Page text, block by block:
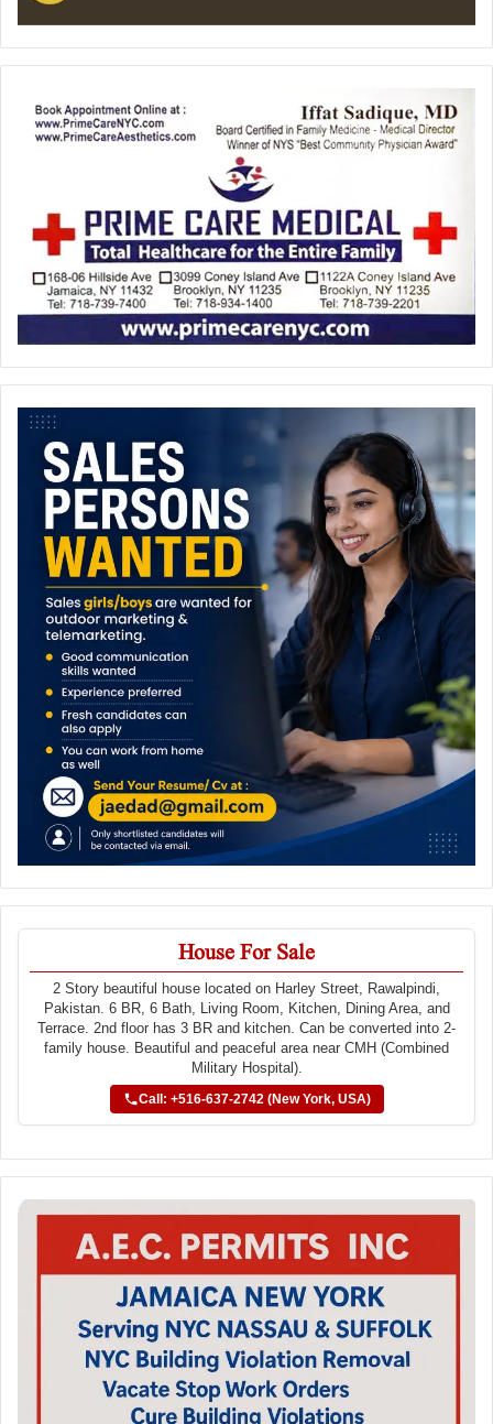
House For Sale
2 Story beautiful house located on Harley Street, Rawalpindi,
Pakistan. 6 BR, 6 Bath, Living Room, Kitchen, Dining Area, and
Terrace. 2nd floor has 3 BR and kitchen. Can be converted into 2-
family house. Beautiful and peaceful area near CMH (Combined
Military Hospital).
Call: +516-637-2742 (New York, USA)